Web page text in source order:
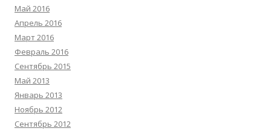
Май 2016
Апрель 2016
Март 2016
Февраль 2016
Сентябрь 2015
Май 2013
Январь 2013
Ноябрь 2012
Сентябрь 2012